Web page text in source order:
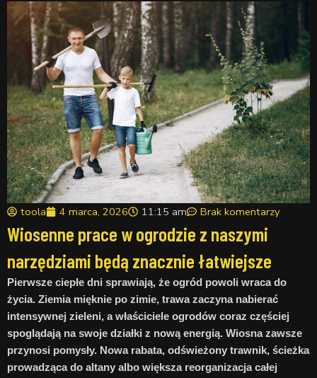
toola 4 marca, 2026 11:15 am Brak komentarzy
Wiosenne prace w ogrodzie z naszymi
narzędziami będą znacznie łatwiejsze
Pierwsze ciepłe dni sprawiają, że ogród powoli wraca do
życia. Ziemia mięknie po zimie, trawa zaczyna nabierać
intensywnej zieleni, a właściciele ogrodów coraz częściej
spoglądają na swoje działki z nową energią. Wiosna zawsze
przynosi pomysły. Nowa rabata, odświeżony trawnik, ścieżka
prowadząca do altany albo większa reorganizacja całej